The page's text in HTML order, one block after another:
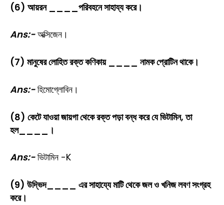
(6) আয়রন ____পরিবহনে সাহায্য করে।
Ans:-অক্সিজেন।
(7) মানুষের লোহিত রক্ত কণিকায় ____ নামক প্রোটিন থাকে।
Ans:-হিমোগ্লোবিন।
(8) কেটে যাওয়া জায়গা থেকে রক্ত পড়া বন্ধ করে যে ভিটামিন, তা
হল____।
Ans:-ভিটামিন -K
(9) উদ্ভিদ____ এর সাহায্যে মাটি থেকে জল ও খনিজ লবণ সংগ্রহ
করে।